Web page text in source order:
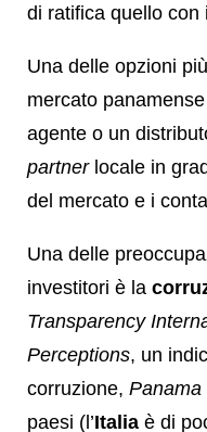
di ratifica quello con
Una delle opzioni
mercato
agente o un
partnerlocale in
del mercato e i
Una delle
investitori è la
Transparency
Perceptions, un
corruzione, Panama
paesi (l’Italia è di